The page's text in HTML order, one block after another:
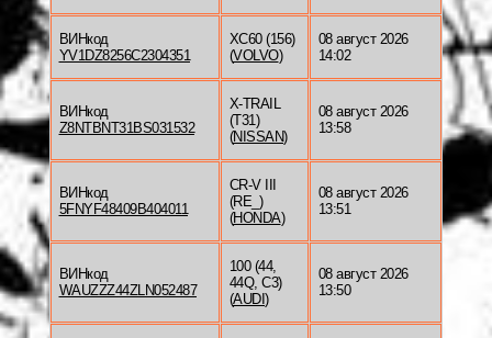
ВИНкод
YV1DZ8256C2304351
XC60 (156)
(VOLVO)
08 август 2026
14:02
ВИНкод
Z8NTBNT31BS031532
X-TRAIL
(T31)
(NISSAN)
08 август 2026
13:58
ВИНкод
5FNYF48409B404011
CR-V III
(RE_)
(HONDA)
08 август 2026
13:51
ВИНкод
WAUZZZ44ZLN052487
100 (44,
44Q, C3)
(AUDI )
08 август 2026
13:50